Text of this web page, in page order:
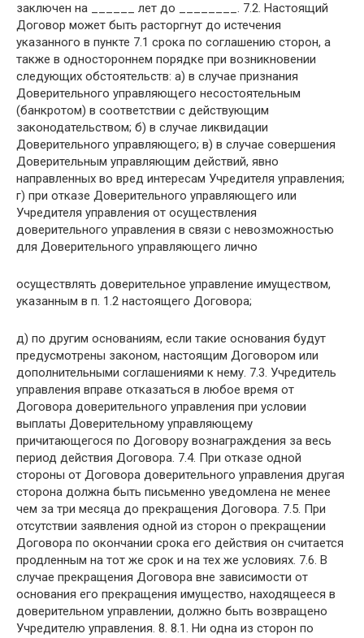
заключен на ______ лет до ________. 7.2. Настоящий
Договор может быть расторгнут до истечения
указанного в пункте 7.1 срока по соглашению сторон, а
также в одностороннем порядке при возникновении
следующих обстоятельств: а) в случае признания
Доверительного управляющего несостоятельным
(банкротом) в соответствии с действующим
законодательством; б) в случае ликвидации
Доверительного управляющего; в) в случае совершения
Доверительным управляющим действий, явно
направленных во вред интересам Учредителя управления;
г) при отказе Доверительного управляющего или
Учредителя управления от осуществления
доверительного управления в связи с невозможностью
для Доверительного управляющего лично
осуществлять доверительное управление имуществом,
указанным в п. 1.2 настоящего Договора;
д) по другим основаниям, если такие основания будут
предусмотрены законом, настоящим Договором или
дополнительными соглашениями к нему. 7.3. Учредитель
управления вправе отказаться в любое время от
Договора доверительного управления при условии
выплаты Доверительному управляющему
причитающегося по Договору вознаграждения за весь
период действия Договора. 7.4. При отказе одной
стороны от Договора доверительного управления другая
сторона должна быть письменно уведомлена не менее
чем за три месяца до прекращения Договора. 7.5. При
отсутствии заявления одной из сторон о прекращении
Договора по окончании срока его действия он считается
продленным на тот же срок и на тех же условиях. 7.6. В
случае прекращения Договора вне зависимости от
основания его прекращения имущество, находящееся в
доверительном управлении, должно быть возвращено
Учредителю управления. 8. 8.1. Ни одна из сторон по